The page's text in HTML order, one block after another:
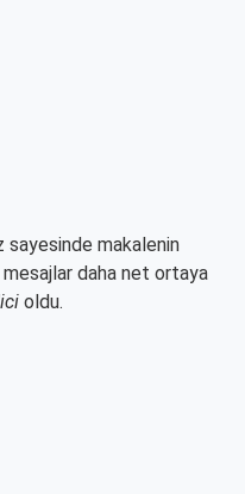
sayesinde makalenin
daha net ortaya
oldu.